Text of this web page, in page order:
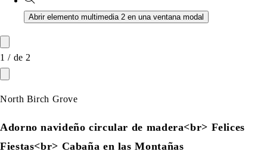
Abrir elemento multimedia 2 en una ventana modal
1 / de 2
North Birch Grove
Adorno navideño circular de madera<br> Felices
Fiestas<br> Cabaña en las Montañas